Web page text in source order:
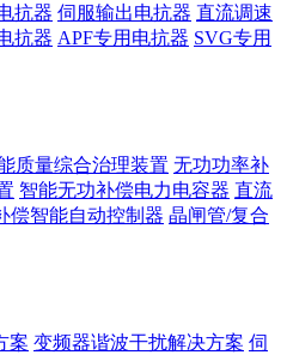
抗器 伺服输出电抗器 直流调速
抗器 APF专用电抗器 SVG专用
质量综合治理装置 无功功率补
智能无功补偿电力电容器 直流
偿智能自动控制器 晶闸管/复合
案 变频器谐波干扰解决方案 伺